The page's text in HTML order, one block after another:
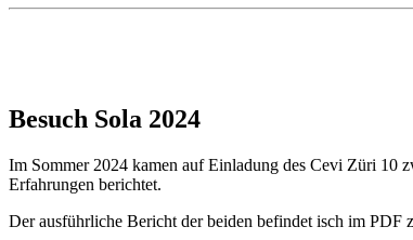
Besuch Sola 2024
Im Sommer 2024 kamen auf Einladung des Cevi Züri 10
Erfahrungen berichtet.
Der ausführliche Bericht der beiden befindet isch im PDF